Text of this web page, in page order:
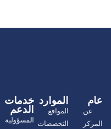
عام
عن
المركز
الموارد
المواقع
التخصصات
خدمات
الدعم
المسؤولية